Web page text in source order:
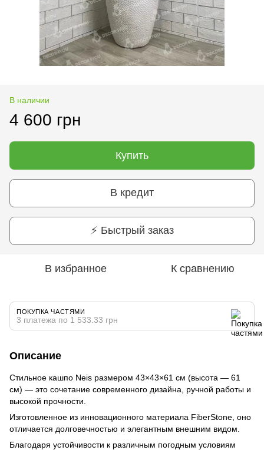
В наличии
4 600 грн
Купить
В кредит
⚡ Быстрый заказ
В избранное К сравнению
ПОКУПКА ЧАСТЯМИ
3 платежа по 1 533.33 грн
Описание
Стильное кашпо Neis размером 43×43×61 см (высота — 61
см) — это сочетание современного дизайна, ручной работы и
высокой прочности.
Изготовленное из инновационного материала FiberStone, оно
отличается долговечностью и элегантным внешним видом.
Благодаря устойчивости к различным погодным условиям